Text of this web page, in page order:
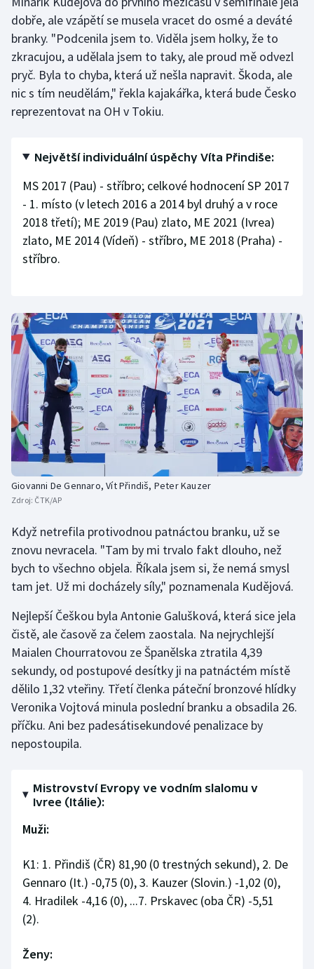
dobře, ale vzápětí se musela vracet do osmé a deváté
branky. "Podcenila jsem to. Viděla jsem holky, že to
zkracujou, a udělala jsem to taky, ale proud mě odvezl
pryč. Byla to chyba, která už nešla napravit. Škoda, ale
nic s tím neudělám," řekla kajakářka, která bude Česko
reprezentovat na OH v Tokiu.
Největší individuální úspěchy Víta Přindiše:
MS 2017 (Pau) - stříbro; celkové hodnocení SP 2017
- 1. místo (v letech 2016 a 2014 byl druhý a v roce
2018 třetí); ME 2019 (Pau) zlato, ME 2021 (Ivrea)
zlato, ME 2014 (Vídeň) - stříbro, ME 2018 (Praha) -
stříbro.
Giovanni De Gennaro, Vít Přindiš, Peter Kauzer
Zdroj: ČTK/AP
Když netrefila protivodnou patnáctou branku, už se
znovu nevracela. "Tam by mi trvalo fakt dlouho, než
bych to všechno objela. Říkala jsem si, že nemá smysl
tam jet. Už mi docházely síly," poznamenala Kudějová.
Nejlepší Češkou byla Antonie Galušková, která sice jela
čistě, ale časově za čelem zaostala. Na nejrychlejší
Maialen Chourratovou ze Španělska ztratila 4,39
sekundy, od postupové desítky ji na patnáctém místě
dělilo 1,32 vteřiny. Třetí členka páteční bronzové hlídky
Veronika Vojtová minula poslední branku a obsadila 26.
příčku. Ani bez padesátisekundové penalizace by
nepostoupila.
Mistrovství Evropy ve vodním slalomu v
Ivree (Itálie):
Muži:
K1: 1. Přindiš (ČR) 81,90 (0 trestných sekund), 2. De
Gennaro (It.) -0,75 (0), 3. Kauzer (Slovin.) -1,02 (0),
4. Hradilek -4,16 (0), ...7. Prskavec (oba ČR) -5,51
(2).
Ženy: